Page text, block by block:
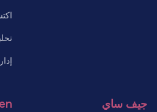
جيف ساي